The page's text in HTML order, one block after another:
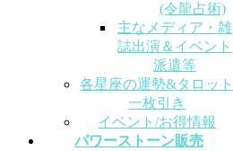
(令龍占術)
主なメディア・雑
誌出演＆イベント
派遣等
各星座の運勢&タロット
一枚引き
イベント/お得情報
パワーストーン販売